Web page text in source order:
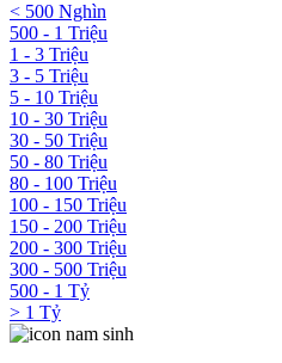
< 500 Nghìn
500 - 1 Triệu
1 - 3 Triệu
3 - 5 Triệu
5 - 10 Triệu
10 - 30 Triệu
30 - 50 Triệu
50 - 80 Triệu
80 - 100 Triệu
100 - 150 Triệu
150 - 200 Triệu
200 - 300 Triệu
300 - 500 Triệu
500 - 1 Tỷ
> 1 Tỷ